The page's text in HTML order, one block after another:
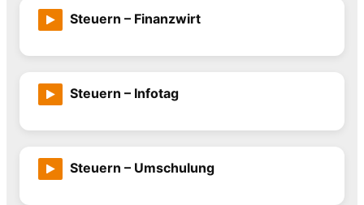
Steuern – Finanzwirt
Steuern – Infotag
Steuern – Umschulung